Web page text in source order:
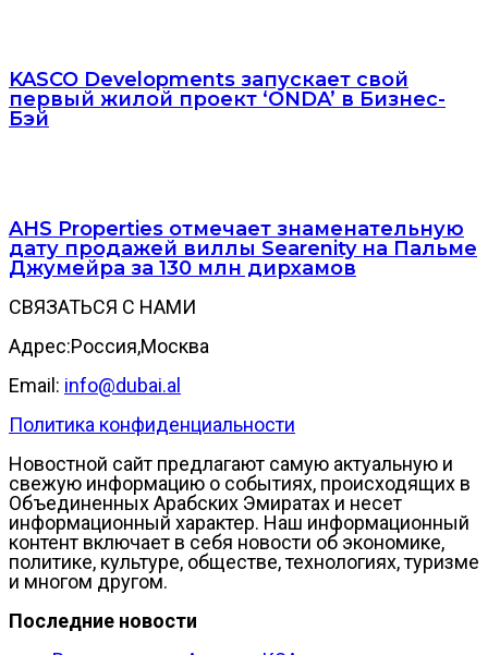
KASCO Developments запускает свой
первый жилой проект ‘ONDA’ в Бизнес-
Бэй
AHS Properties отмечает знаменательную
дату продажей виллы Searenity на Пальме
Джумейра за 130 млн дирхамов
СВЯЗАТЬСЯ С НАМИ
Адрес:Россия,Москва
Email: info@dubai.al
Политика конфиденциальности
Новостной сайт предлагают самую актуальную и
свежую информацию о событиях, происходящих в
Объединенных Арабских Эмиратах и несет
информационный характер. Наш информационный
контент включает в себя новости об экономике,
политике, культуре, обществе, технологиях, туризме
и многом другом.
Последние новости